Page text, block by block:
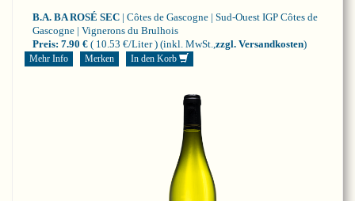
B.A. BA ROSÉ SEC | Côtes de Gascogne | Sud-Ouest IGP Côtes de
Gascogne | Vignerons du Brulhois
Preis: 7.90 € ( 10.53 €/Liter ) (inkl. MwSt.,zzgl. Versandkosten)
Mehr Info Merken In den Korb